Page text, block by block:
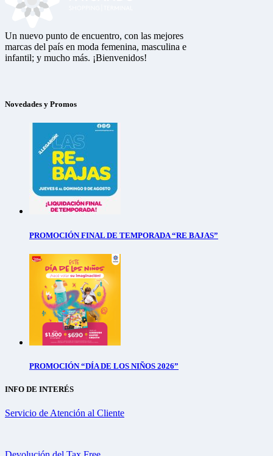
Un nuevo punto de encuentro, con las mejores
marcas del país en moda femenina, masculina e
infantil; y mucho más. ¡Bienvenidos!
Novedades y Promos
PROMOCIÓN FINAL DE TEMPORADA “RE BAJAS”
PROMOCIÓN “DÍA DE LOS NIÑOS 2026”
INFO DE INTERÉS
Servicio de Atención al Cliente